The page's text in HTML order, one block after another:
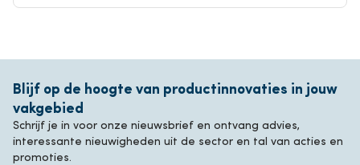
Blijf op de hoogte van productinnovaties in jouw
vakgebied
Schrijf je in voor onze nieuwsbrief en ontvang advies,
interessante nieuwigheden uit de sector en tal van acties en
promoties.